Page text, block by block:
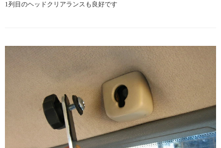
1列目のヘッドクリアランスも良好です